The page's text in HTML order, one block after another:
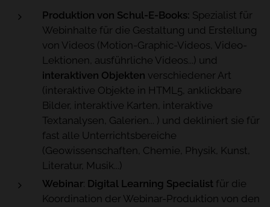
Produktion von Schul-E-Books: Spezialist für
Webinhalte für die Gestaltung und Erstellung
von Videos (Motion-Graphic-Videos, Video-
Lektionen, ausführliche Videos...) und
interaktiven Objekten verschiedener Art
(interaktive Objekte in HTML5, anklickbare
Bilder, interaktive Karten, interaktive
Textanalysen, Galerien... ) und dekliniert sie für
fast alle Unterrichtsbereiche
(Geowissenschaften, Chemie, Physik, Kunst,
Literatur, Musik...)
Webinar: Digital Learning Specialist für die
Koordination der Webinar-Produktion von den